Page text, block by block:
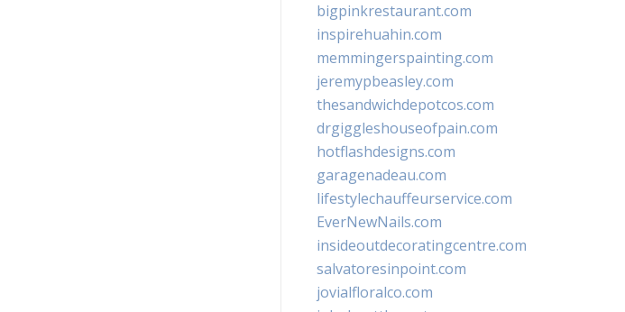
bigpinkrestaurant.com
inspirehuahin.com
memmingerspainting.com
jeremypbeasley.com
thesandwichdepotcos.com
drgiggleshouseofpain.com
hotflashdesigns.com
garagenadeau.com
lifestylechauffeurservice.com
EverNewNails.com
insideoutdecoratingcentre.com
salvatoresinpoint.com
jovialfloralco.com